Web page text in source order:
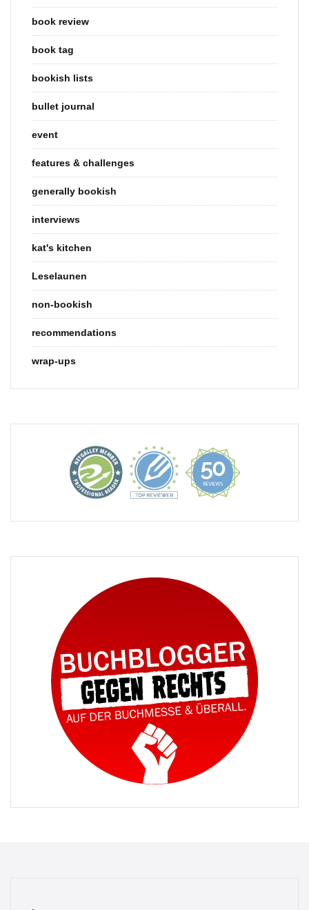
book review
book tag
bookish lists
bullet journal
event
features & challenges
generally bookish
interviews
kat's kitchen
Leselaunen
non-bookish
recommendations
wrap-ups